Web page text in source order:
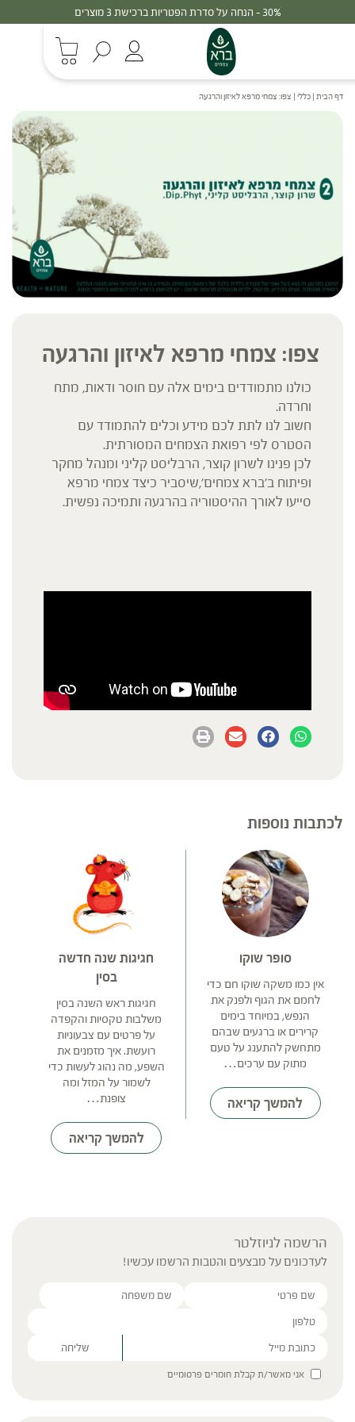
30% - הנחה על סדרת הפטריות ברכישת 3 מוצרים
דף הבית | כללי | צפו: צמחי מרפא לאיזון והרגעה
צפו: צמחי מרפא לאיזון והרגעה
כולנו מתמודדים בימים אלה עם חוסר ודאות, מתח
וחרדה.
חשוב לנו לתת לכם מידע וכלים להתמודד עם
הסטרס לפי רפואת הצמחים המסורתית.
לכן פנינו לשרון קוצר, הרבליסט קליני ומנהל מחקר
ופיתוח ב'ברא צמחים',שיסביר כיצד צמחי מרפא
סייעו לאורך ההיסטוריה בהרגעה ותמיכה נפשית.
לכתבות נוספות
סופר שוקו
אין כמו משקה שוקו חם כדי
לחמם את הגוף ולפנק את
הנפש, במיוחד בימים
קרירים או ברגעים שבהם
מתחשק להתענג על טעם
מתוק עם ערכים…
להמשך קריאה
חגיגות שנה חדשה
בסין
חגיגות ראש השנה בסין
משלבות טקסיות והקפדה
על פרטים עם צבעוניות
רועשת. איך מזמנים את
השפע, מה נהוג לעשות כדי
לשמור על המזל ומה
צופנת…
להמשך קריאה
הרשמה לניוזלטר
לעדכונים על מבצעים והטבות הרשמו עכשיו!
Please leave this field empty.
אני מאשר/ת קבלת חומרים פרסומיים